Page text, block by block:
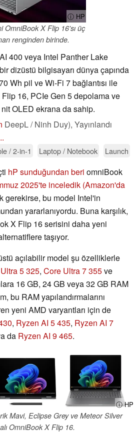
ⓘ HP
OmniBook X Flip 16'sı üç
renginden birinde.
400 veya Intel Panther Lake
dizüstü bilgisayarı dünya çapında
Wh pil ve Wi-Fi 7 bağlantısı ile
16, PCIe Gen 5 depolama ve
OLED ekrana da sahip.
DeepL / Ninh Duy), Yayınlandı
/ 2-in-1 Laptop / Notebook Launch
hP sunduğundan beri omniBook
2025'te inceledik (Amazon'da
gerekirse, bu model Intel'in
yararlanıyordu. Buna karşılık,
X Flip 16 serisini daha yeni
taşıyor.
açılabilir model şu özelliklerle
5 325, Core Ultra 7 355ve
16 GB, 24 GB veya 32 GB RAM
bu RAM yapılandırmalarını
yeni AMD varyantları için de
, Ryzen AI 5 435, Ryzen AI 7
da Ryzen AI 9 465.
ⓘ HP
Mavi, Eclipse Grey ve Meteor Silver
OmniBook X Flip 16.